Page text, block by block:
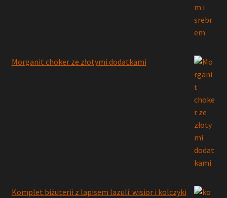
Morganit choker ze złotymi dodatkami
Komplet biżuterii z lapisem lazuli: wisior i kolczyki